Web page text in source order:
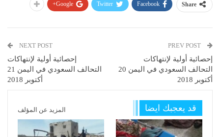
Share
Facebook
Twitter
Google+
إحصائية أولية لإنتهاكات
التحالف السعودي في اليمن 20
أكتوبر 2018
NEXT POST
إحصائية أولية لإنتهاكات
التحالف السعودي في اليمن 21
أكتوبر 2018
قد يعجبك ايضا المزيد عن المؤلف